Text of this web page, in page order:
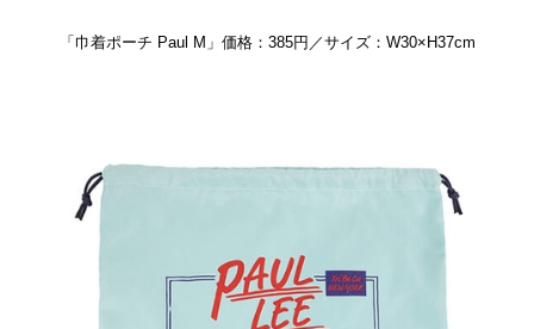
「巾着ポーチ Paul M」価格：385円／サイズ：W30×H37cm